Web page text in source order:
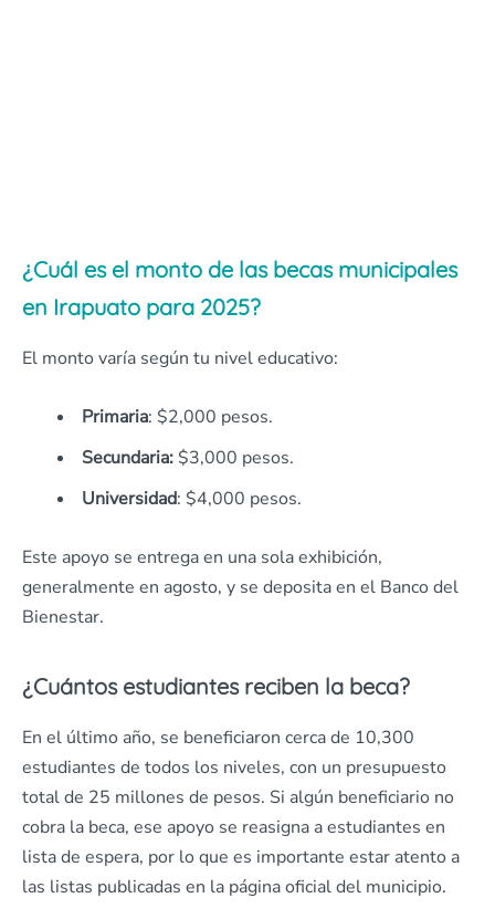
¿Cuál es el monto de las becas municipales
en Irapuato para 2025?
El monto varía según tu nivel educativo:​
Primaria: $2,000 pesos.
Secundaria: $3,000 pesos.
Universidad: $4,000 pesos​.
Este apoyo se entrega en una sola exhibición,
generalmente en agosto, y se deposita en el Banco del
Bienestar.
¿Cuántos estudiantes reciben la beca?
En el último año, se beneficiaron cerca de 10,300
estudiantes de todos los niveles, con un presupuesto
total de 25 millones de pesos. Si algún beneficiario no
cobra la beca, ese apoyo se reasigna a estudiantes en
lista de espera, por lo que es importante estar atento a
las listas publicadas en la página oficial del municipio.